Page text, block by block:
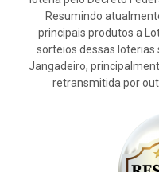
Resumindo
principais produtos a
sorteios dessas loterias
Jangadeiro,
retransmitida por